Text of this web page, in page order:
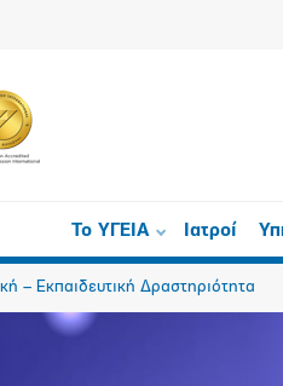
Το ΥΓΕΙΑ Ιατροί
– Εκπαιδευτική Δραστηριότητα